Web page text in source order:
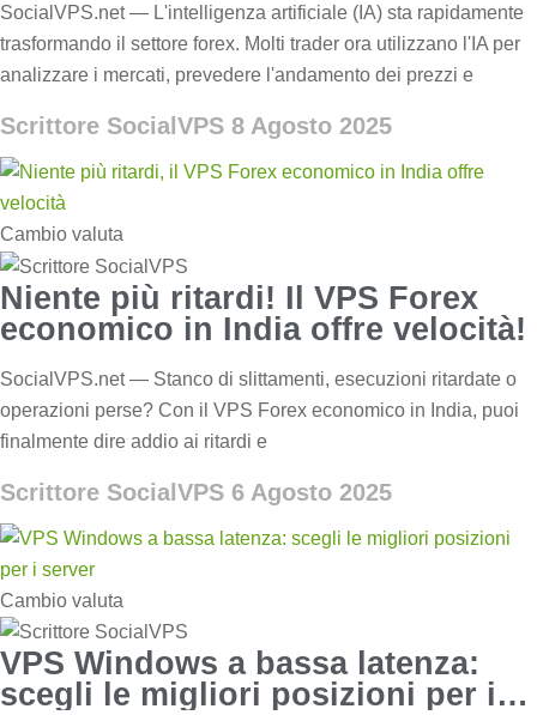
SocialVPS.net — L'intelligenza artificiale (IA) sta rapidamente
trasformando il settore forex. Molti trader ora utilizzano l'IA per
analizzare i mercati, prevedere l'andamento dei prezzi e
Scrittore SocialVPS 8 Agosto 2025
Cambio valuta
Niente più ritardi! Il VPS Forex
economico in India offre velocità!
SocialVPS.net — Stanco di slittamenti, esecuzioni ritardate o
operazioni perse? Con il VPS Forex economico in India, puoi
finalmente dire addio ai ritardi e
Scrittore SocialVPS 6 Agosto 2025
Cambio valuta
VPS Windows a bassa latenza:
scegli le migliori posizioni per i